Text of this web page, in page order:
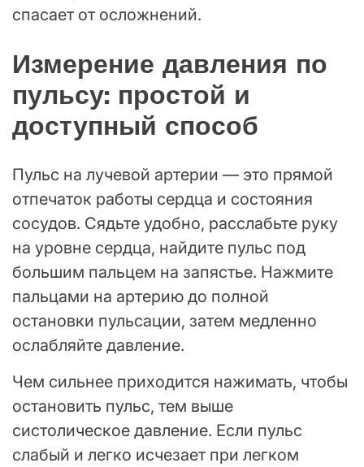
спасает от осложнений.
Измерение давления по
пульсу: простой и
доступный способ
Пульс на лучевой артерии — это прямой
отпечаток работы сердца и состояния
сосудов. Сядьте удобно, расслабьте руку
на уровне сердца, найдите пульс под
большим пальцем на запястье. Нажмите
пальцами на артерию до полной
остановки пульсации, затем медленно
ослабляйте давление.
Чем сильнее приходится нажимать, чтобы
остановить пульс, тем выше
систолическое давление. Если пульс
слабый и легко исчезает при легком